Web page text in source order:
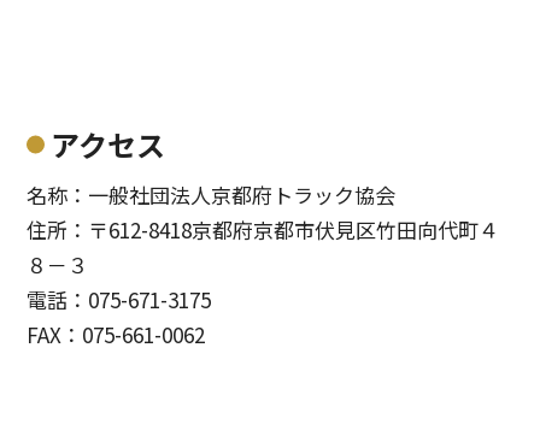
アクセス
名称：一般社団法人京都府トラック協会
住所：〒612-8418京都府京都市伏見区竹田向代町４
８－３
電話：075-671-3175
FAX：075-661-0062